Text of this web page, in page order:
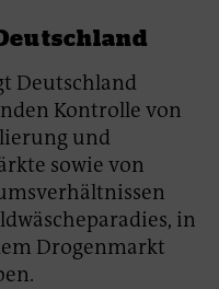
Deutschland
Kontrolle von
und
sowie von
in
Drogenmarkt